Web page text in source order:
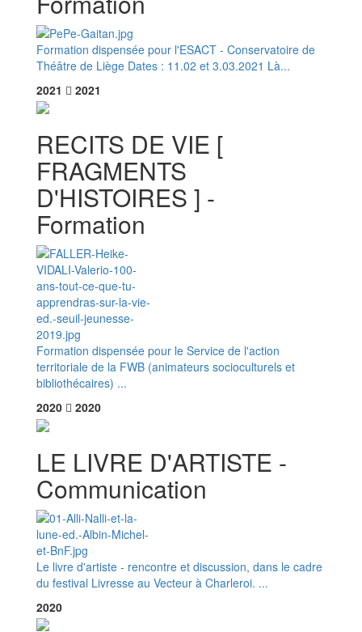
Formation dispensée pour l'ESACT - Conservatoire de
Théâtre de Liège Dates : 11.02 et 3.03.2021 Là...
2021
2021
RECITS DE VIE [
FRAGMENTS
D'HISTOIRES ] -
Formation
Formation dispensée pour le Service de l'action
territoriale de la FWB (animateurs socioculturels et
bibliothécaires) ...
2020
2020
LE LIVRE D'ARTISTE -
Communication
Le livre d'artiste - rencontre et discussion, dans le cadre
du festival Livresse au Vecteur à Charleroi. ...
2020